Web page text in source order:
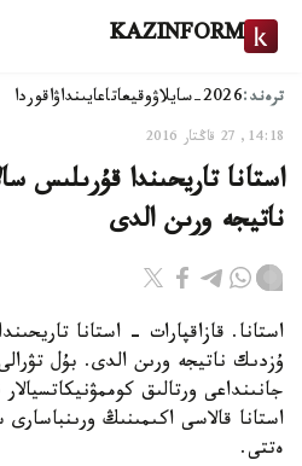
KAZINFORM
ترەند:2026-سايلاۋ وقيعاتاعايىنداۋاقوردا
14:18, 27 قاڭتار 2016
استانا تاريحىندا قۇرىلىس
ناتيجە ورىن الدى
استانا. قازاقپارات - استانا
ۇزدىك ناتيجە ورىن الدى. بۇل
جانىنداعى ورتالىق
استانا قالاسى اكىمىنىڭ
ەتتى.